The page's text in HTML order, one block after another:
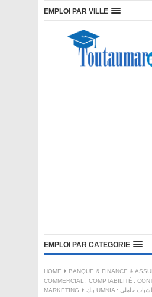
EMPLOI PAR VILLE
EMPLOI PAR CATEGORIE
HOME BANQUE & FINANCE &
COMMERCIAL , COMPTABILITÉ ,
MARKETING
بنك UMNIA : حملة توظيف واسعة لفائدة الشباب حاملي